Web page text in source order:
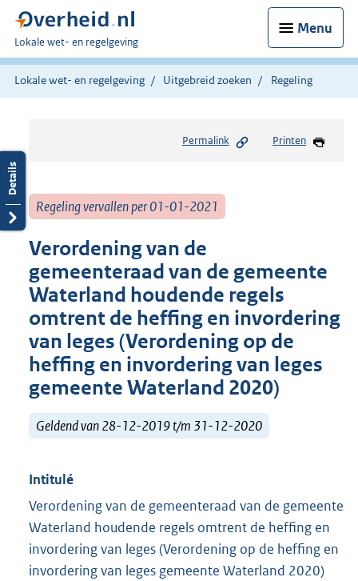
Menu
U
bent
hier:
Lokale wet- en regelgeving
Lokale wet- en regelgeving Uitgebreid zoeken Regeling
Permalink Printen
Regeling vervallen per 01-01-2021
Verordening van de
gemeenteraad van de gemeente
Waterland houdende regels
omtrent de heffing en invordering
van leges (Verordening op de
heffing en invordering van leges
gemeente Waterland 2020)
Geldend van 28-12-2019 t/m 31-12-2020
Intitulé
Verordening van de gemeenteraad van de gemeente
Waterland houdende regels omtrent de heffing en
invordering van leges (Verordening op de heffing en
invordering van leges gemeente Waterland 2020)